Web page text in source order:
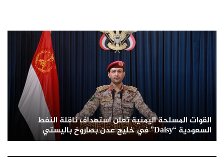
القوات المسلحة اليمنية تعلن استهداف ناقلة النفط
السعودية “Daisy” في خليج عدن بصاروخ باليستي